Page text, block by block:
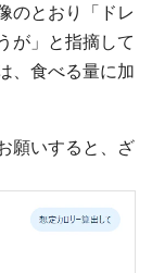
のとおり「ドレ
が」と指摘して
、食べる量に加
願いすると、ざ